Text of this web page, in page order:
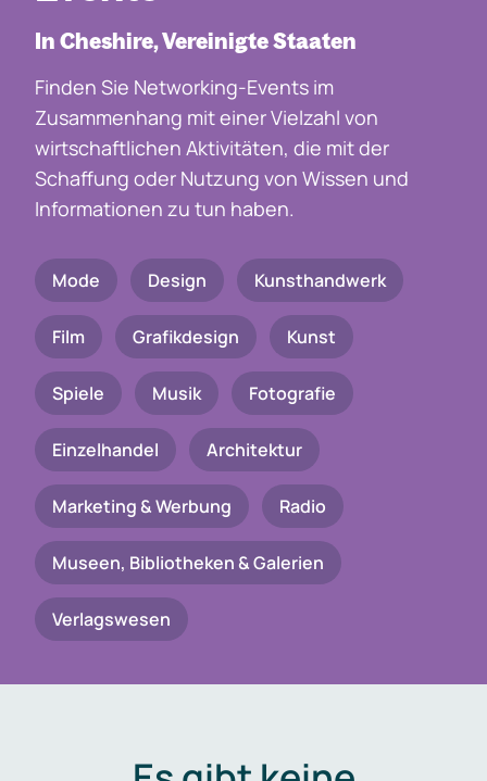
In Cheshire, Vereinigte Staaten
Finden Sie Networking-Events im
Zusammenhang mit einer Vielzahl von
wirtschaftlichen Aktivitäten, die mit der
Schaffung oder Nutzung von Wissen und
Informationen zu tun haben.
Mode Design Kunsthandwerk
Film Grafikdesign Kunst
Spiele Musik Fotografie
Einzelhandel Architektur
Marketing & Werbung Radio
Museen, Bibliotheken & Galerien
Verlagswesen